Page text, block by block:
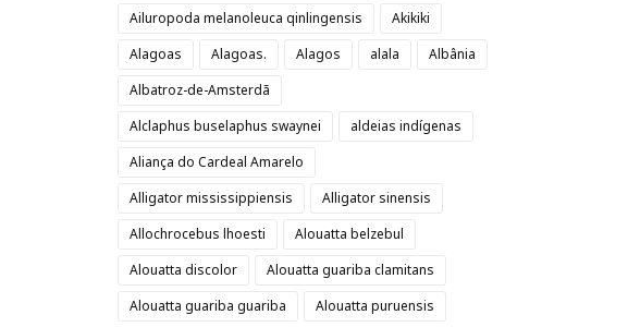
Ailuropoda melanoleuca qinlingensis
Akikiki
Alagoas
Alagoas. Alagos alala
Albânia
Albatroz-de-Amsterdã
Alclaphus buselaphus swaynei
aldeias indígenas
Aliança do Cardeal Amarelo
Alligator mississippiensis
Alligator sinensis
Allochrocebus lhoesti
Alouatta belzebul
Alouatta discolor
Alouatta guariba clamitans
Alouatta guariba guariba
Alouatta puruensis